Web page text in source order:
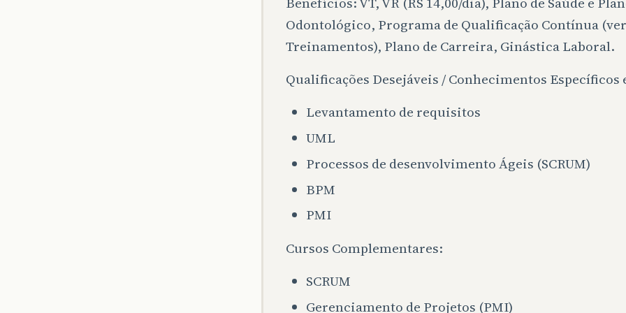
Odontológico, Programa de Qualificação Contínua
Treinamentos), Plano de Carreira, Ginástica Laboral.
Qualificações Desejáveis / Conhecimentos Específicos
Levantamento de requisitos
UML
Processos de desenvolvimento Ágeis (SCRUM)
BPM
PMI
Cursos Complementares:
SCRUM
Gerenciamento de Projetos (PMI)